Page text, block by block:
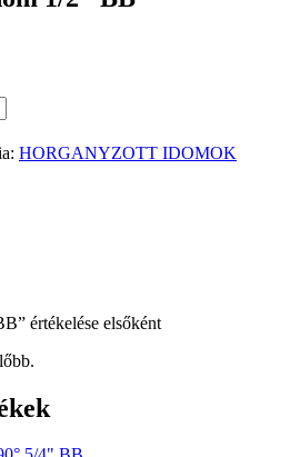
HORGANYZOTT IDOMOK
értékelése elsőként